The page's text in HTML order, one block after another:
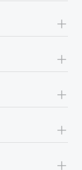
法
資金がシステ
自社のビジネス
+
+
+
+
+